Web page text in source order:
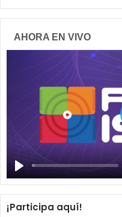
AHORA EN VIVO
¡Participa aquí!